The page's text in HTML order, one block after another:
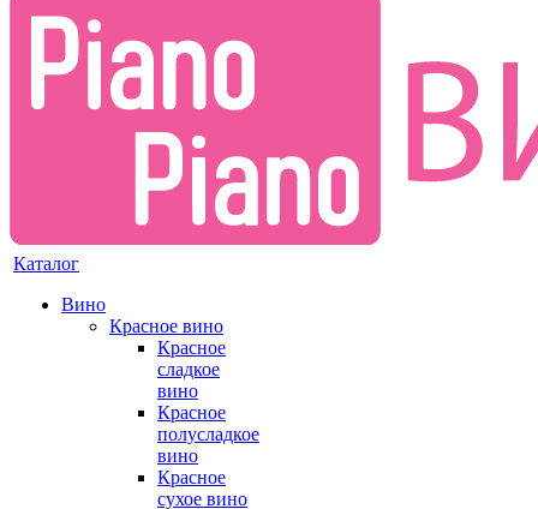
Каталог
Вино
Красное вино
Красное
сладкое
вино
Красное
полусладкое
вино
Красное
сухое вино